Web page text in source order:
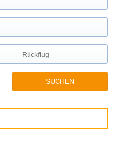
SUCHEN